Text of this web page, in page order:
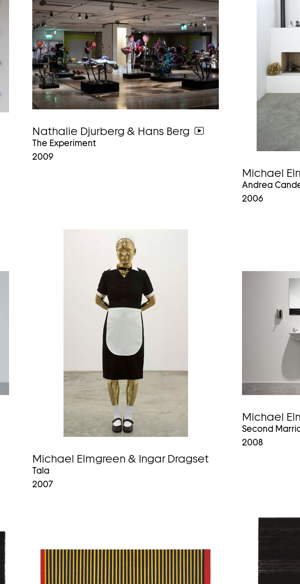
Nathalie Djurberg & Hans Berg
weiter
zum
video
The Experiment
2009
Michael
Andrea
2006
Michael Elmgreen & Ingar Dragset
Tala
2007
Michael
Second
2008